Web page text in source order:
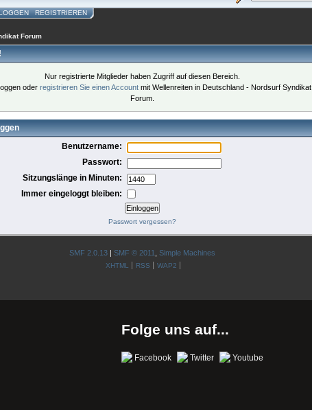
REGISTRIEREN
Forum
Nur registrierte Mitglieder haben Zugriff auf diesen Bereich.
oder registrieren Sie einen Account mit Wellenreiten in Deutschland - Nordsurf Syndikat
Forum.
Benutzername:
Passwort:
Sitzungslänge in Minuten:
Immer eingeloggt bleiben:
Passwort vergessen?
SMF 2.0.13| SMF © 2011 Simple Machines
XHTML RSS WAP2
Folge uns auf...
Facebook Twitter Youtube